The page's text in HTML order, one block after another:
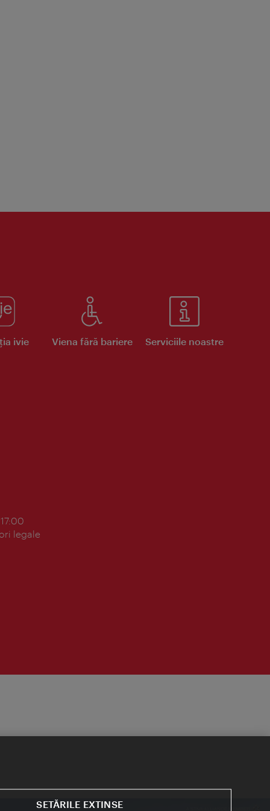
ivie Viena fără bariere Serviciile noastre
legale
SETĂRILE EXTINSE